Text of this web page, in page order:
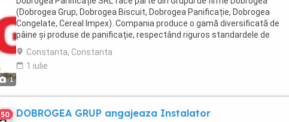
1
(Dobrogea Grup, Dobrogea Biscuit, Dobrogea Panificație, Dobrogea
Congelate, Cereal Impex). Compania produce o gamă diversificată de
pâine și produse de panificație, respectând riguros standardele de
siguranță alimentară, prin utilizarea ...
Constanta, Constanta
1 iulie
50 DOBROGEA GRUP angajeaza Instalator